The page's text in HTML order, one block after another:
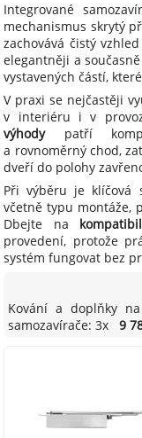
Integrované
mechanismus skrytý
zachovává čistý
elegantněji a
vystavených částí,
V praxi se nejčastěji
v interiéru i v
výhodypatří
a rovnoměrný chod,
dveří do polohy
Při výběru je klíčová
včetně typu montáže,
Dbejte na
provedení, protože
systém fungovat bez
Kování a doplňky
samozavírače: 3x
9